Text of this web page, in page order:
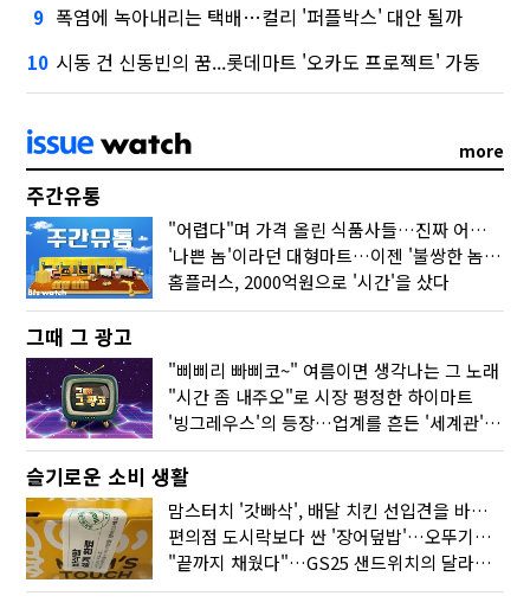
9 폭염에 녹아내리는 택배…컬리 '퍼플박스' 대안 될까
10 시동 건 신동빈의 꿈...롯데마트 '오카도 프로젝트' 가동
more
주간유통
"어렵다"며 가격 올린 식품사들…진짜 어려운 거 맞아?
'나쁜 놈'이라던 대형마트…이젠 '불쌍한 놈' 됐다
홈플러스, 2000억원으로 '시간'을 샀다
그때 그 광고
"삐삐리 빠삐코~" 여름이면 생각나는 그 노래
"시간 좀 내주오"로 시장 평정한 하이마트
'빙그레우스'의 등장…업계를 흔든 '세계관' 마케팅
슬기로운 소비 생활
맘스터치 '갓빠삭', 배달 치킨 선입견을 바꿨다
편의점 도시락보다 싼 '장어덮밥'…오뚜기가 해냈다
"끝까지 채웠다"…GS25 샌드위치의 달라진 '속'사정